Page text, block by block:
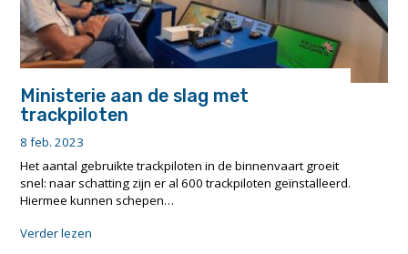
Ministerie aan de slag met
trackpiloten
8 feb. 2023
Het aantal gebruikte trackpiloten in de binnenvaart groeit
snel: naar schatting zijn er al 600 trackpiloten geïnstalleerd.
Hiermee kunnen schepen…
Verder lezen